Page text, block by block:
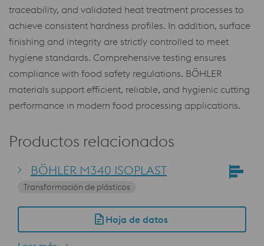
traceability, and validated heat treatment processes to
achieve consistent hardness profiles. In addition, surface
finishing and integrity are strictly controlled to meet
hygiene standards. Comprehensive testing ensures
compliance with food safety regulations. BÖHLER
materials support efficient, reliable, and hygienic cutting
performance in modern food processing applications.
Productos relacionados
BÖHLER M340 ISOPLAST
Transformación de plásticos
Hoja de datos